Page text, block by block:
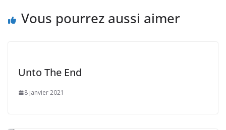
Vous pourrez aussi aimer
Unto The End
8 janvier 2021